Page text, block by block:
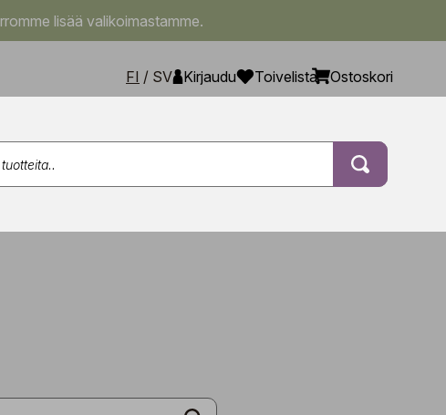
lisää valikoimastamme.
FI / SV Kirjaudu Toivelista Ostoskori